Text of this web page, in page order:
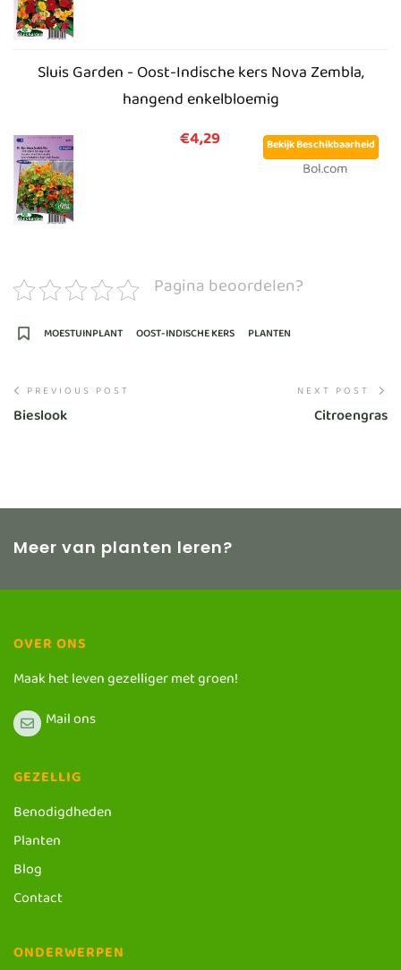
Sluis Garden - Oost-Indische kers Nova Zembla,
hangend enkelbloemig
€4,29
Bekijk Beschikbaarheid
Bol.com
Pagina beoordelen?
MOESTUINPLANT OOST-INDISCHE KERS PLANTEN
PREVIOUS POST
Bieslook
NEXT POST
Citroengras
Meer van planten leren?
OVER ONS
Maak het leven gezelliger met groen!
Mail ons
GEZELLIG
Benodigdheden
Planten
Blog
Contact
ONDERWERPEN